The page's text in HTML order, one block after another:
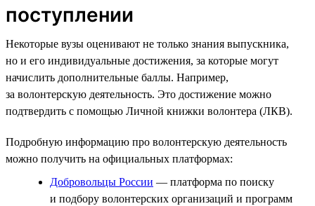
поступлении
Некоторые вузы оценивают не только знания выпускника,
но и его индивидуальные достижения, за которые могут
начислить дополнительные баллы. Например,
за волонтерскую деятельность. Это достижение можно
подтвердить с помощью Личной книжки волонтера (ЛКВ).
Подробную информацию про волонтерскую деятельность
можно получить на официальных платформах:
Добровольцы России — платформа по поиску
и подбору волонтерских организаций и программ